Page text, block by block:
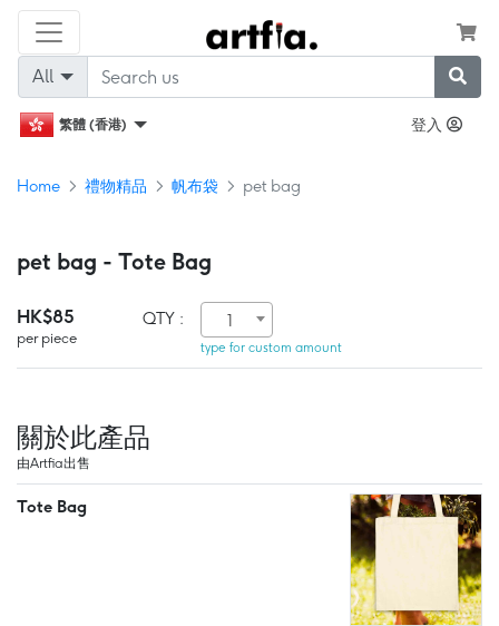
All
繁體 (香港) 登入
Home 禮物精品 帆布袋 pet bag
pet bag - Tote Bag
HK$85
per piece
QTY : 1
type for custom amount
關於此產品
由Artfia出售
Tote Bag